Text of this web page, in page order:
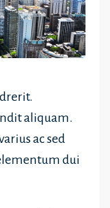
aliquam.
ac sed
dui